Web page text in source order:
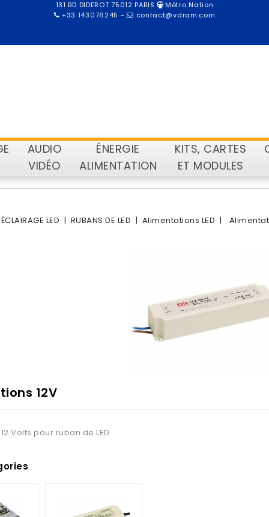
131 BD DIDEROT 75012 PARIS
Métro Nation
+33 143076245 - contact@vdram.com
AUDIO
VIDÉO
ÉNERGIE
ALIMENTATION
KITS, CARTES
ET MODULES
ÉCLAIRAGE LED RUBANS DE LED Alimentations LED
12V
Volts pour ruban de LED